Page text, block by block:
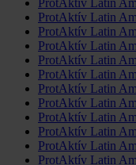
ProtAktív Latin
ProtAktív Latin
ProtAktív Latin
ProtAktív Latin
ProtAktív Latin
ProtAktív Latin
ProtAktív Latin
ProtAktív Latin
ProtAktív Latin
ProtAktív Latin
ProtAktív Latin
ProtAktív Latin